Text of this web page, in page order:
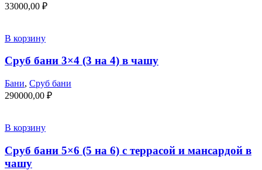
33000,00 ₽
В корзину
Сруб бани 3×4 (3 на 4) в чашу
Бани, Сруб бани
290000,00 ₽
В корзину
Сруб бани 5×6 (5 на 6) с террасой и мансардой в
чашу